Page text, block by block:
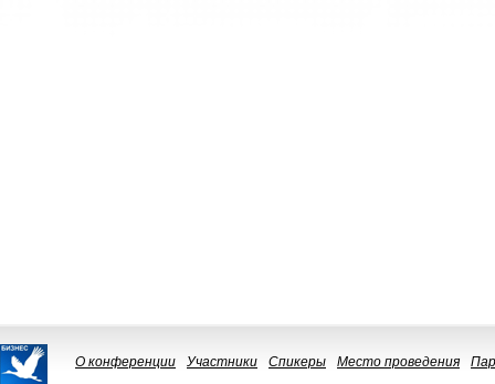
О конференции Участники Спикеры Место проведения